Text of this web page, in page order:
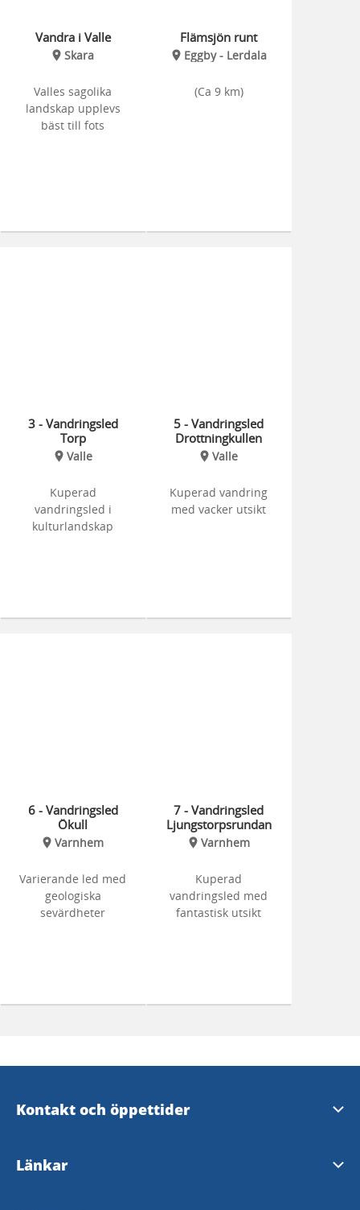
Vandra i Valle
Skara
Valles sagolika
landskap upplevs
bäst till fots
Flämsjön runt
Eggby - Lerdala
(Ca 9 km)
3 - Vandringsled
Torp
Valle
Kuperad
vandringsled i
kulturlandskap
5 - Vandringsled
Drottningkullen
Valle
Kuperad vandring
med vacker utsikt
6 - Vandringsled
Ökull
Varnhem
Varierande led med
geologiska
sevärdheter
7 - Vandringsled
Ljungstorpsrundan
Varnhem
Kuperad
vandringsled med
fantastisk utsikt
Kontakt och öppettider
Skara Kontaktcenter
Länkar